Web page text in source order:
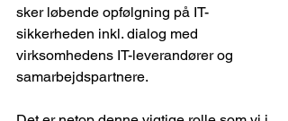
sker løbende opfølgning på IT-
sikkerheden inkl. dialog med
virksomhedens IT-leverandører og
samarbejdspartnere.